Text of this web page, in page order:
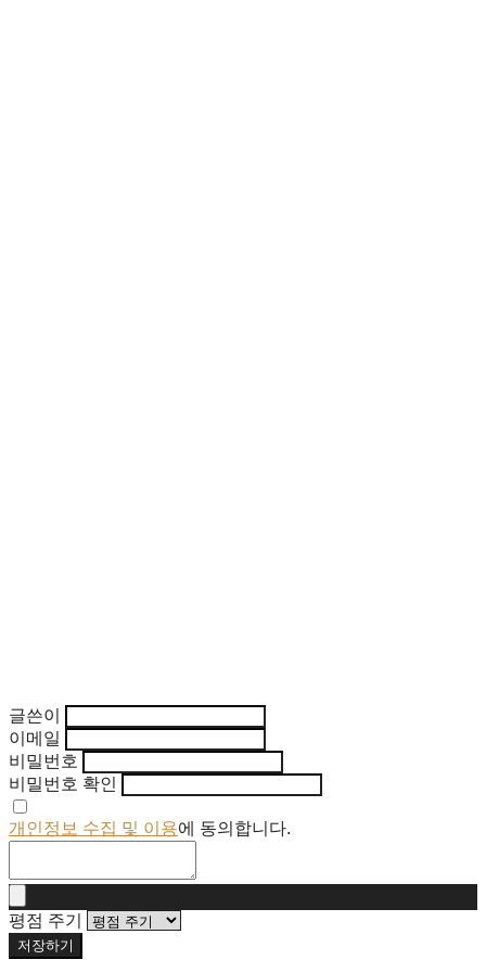
글쓴이
이메일
비밀번호
비밀번호 확인
개인정보 수집 및 이용에 동의합니다.
평점 주기
저장하기